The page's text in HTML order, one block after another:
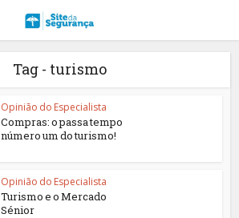
Tag - turismo
Opinião do Especialista
Compras: o passa tempo
número um do turismo!
Opinião do Especialista
Turismo e o Mercado
Sénior